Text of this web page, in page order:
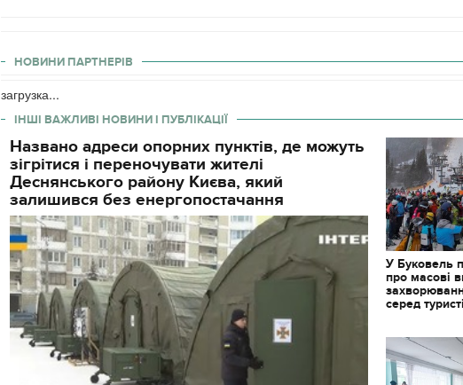
НОВИНИ ПАРТНЕРІВ
загрузка...
ІНШІ ВАЖЛИВІ НОВИНИ І ПУБЛІКАЦІЇ
Названо адреси опорних пунктів, де можуть
зігрітися і переночувати жителі
Деснянського району Києва, який
залишився без енергопостачання
У Буковель
про масові
серед
Часи Русі: як
декорації до
застава"